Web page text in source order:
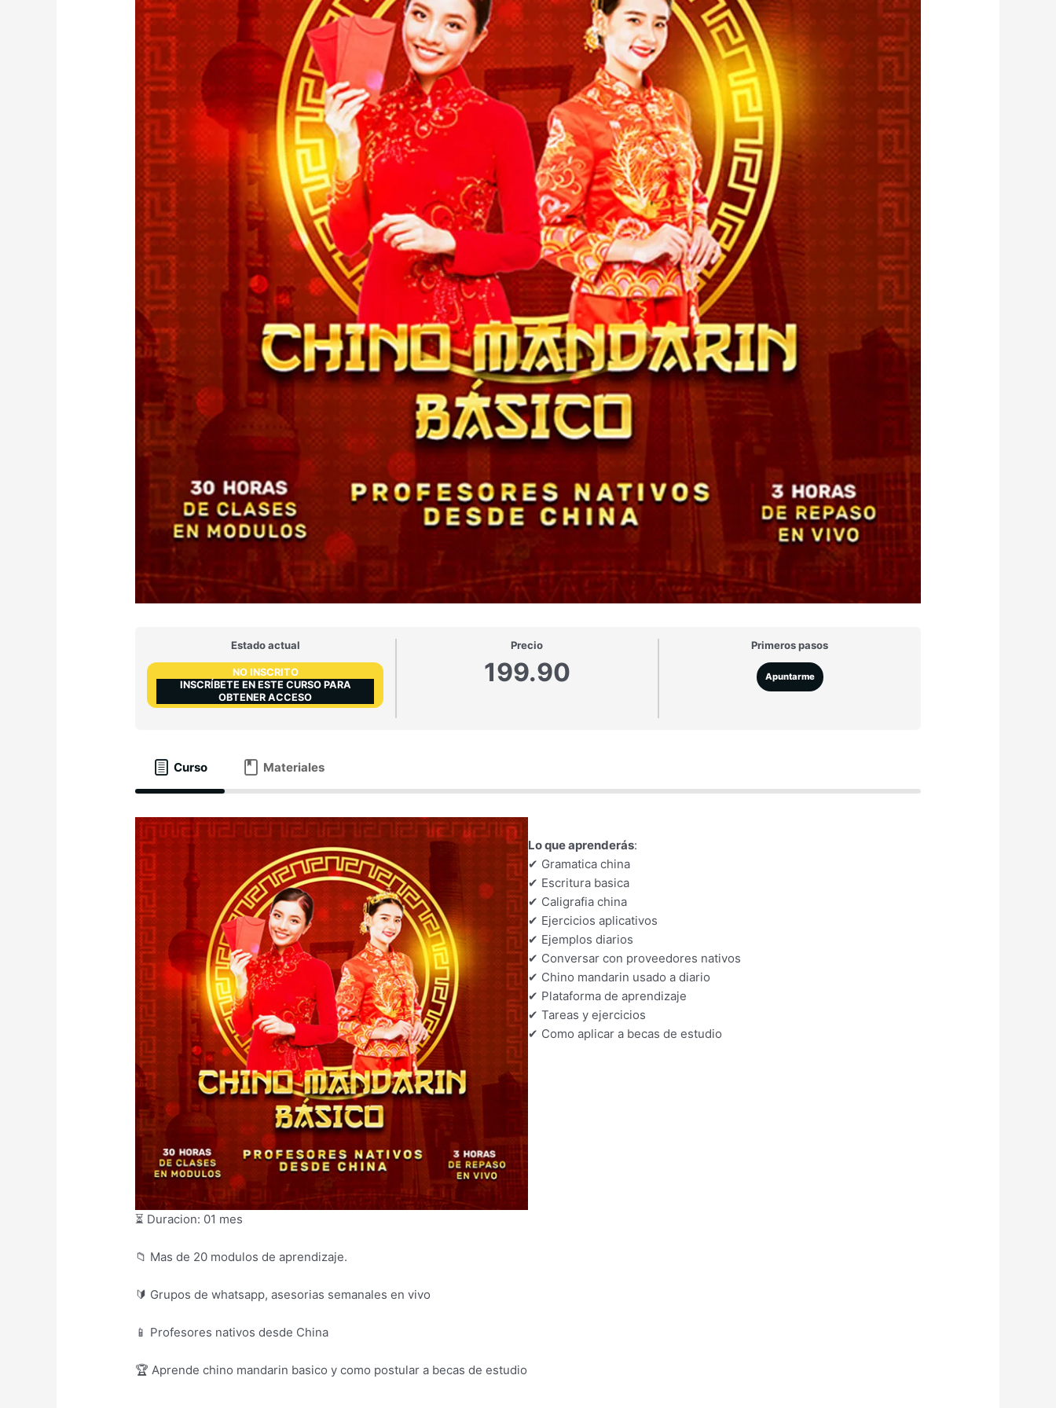
Estado actual
NO INSCRITO
INSCRÍBETE EN ESTE CURSO PARA
OBTENER ACCESO
Precio
199.90
Primeros pasos
Apuntarme
Curso Materiales
Lo que aprenderás:
✔ Gramatica china
✔ Escritura basica
✔ Caligrafia china
✔ Ejercicios aplicativos
✔ Ejemplos diarios
✔ Conversar con proveedores nativos
✔ Chino mandarin usado a diario
✔ Plataforma de aprendizaje
✔ Tareas y ejercicios
✔ Como aplicar a becas de estudio
⏳ Duracion: 01 mes
📁 Mas de 20 modulos de aprendizaje.
🔰 Grupos de whatsapp, asesorias semanales en vivo
📱 Profesores nativos desde China
🏆 Aprende chino mandarin basico y como postular a becas de estudio